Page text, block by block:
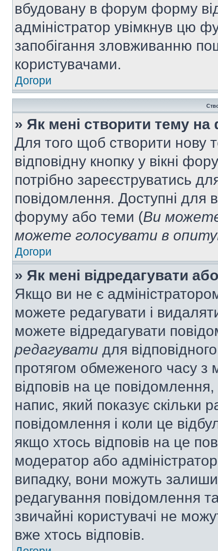
вбудовану в форум форму
адміністратор увімкнув цю
запобігання зловживанню
користувачами.
Догори
» Як мені створити тему на
Для того щоб створити нову
відповідну кнопку у вікні
потрібно зареєструватись
повідомлення. Доступні для
форуму або теми (Ви
можете голосувати в
Догори
» Як мені відредагувати
Якщо ви не є
можете редагувати і
можете відредагувати
редагувати для
протягом обмеженого часу
відповів на це
напис, який показує скільки
повідомлення і коли це
якщо хтось відповів на це
модератор або
випадку, вони можуть
редагування повідомлення
звичайні користувачі не
вже хтось відповів.